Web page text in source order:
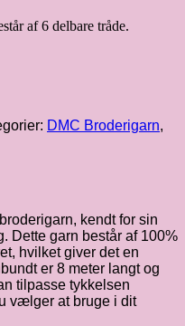
af 6 delbare tråde.
DMC Broderigarn,
kendt for sin
Dette garn består af 100%
hvilket giver det en
er 8 meter langt og
tilpasse tykkelsen
vælger at bruge i dit